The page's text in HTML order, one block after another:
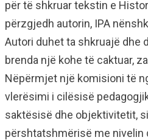
për të shkruar tekstin e
përzgjedh autorin, IPA
Autori duhet ta shkruajë dhe
brenda një kohe të caktuar,
Nëpërmjet një komisioni të
vlerësimi i cilësisë
saktësisë dhe objektivitetit,
përshtatshmërisë me nivelin